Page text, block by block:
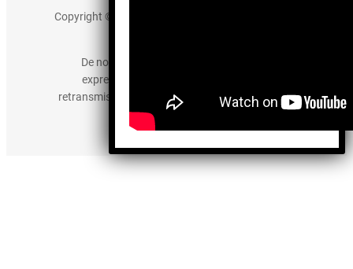
Copyright © 2025 somos-hermanos.mx. Todos los
De no existir previa autorización, queda
expresamente prohibida la publicación,
retransmisión, edición y cualquier otro uso de los
contenidos.